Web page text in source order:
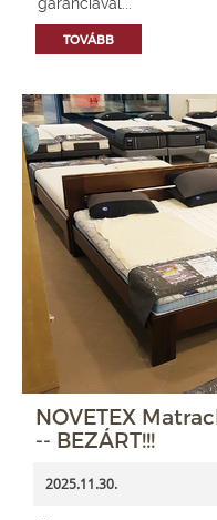
TOVÁBB
NOVETEX
-- BEZÁRT!!!
2025.11.30.